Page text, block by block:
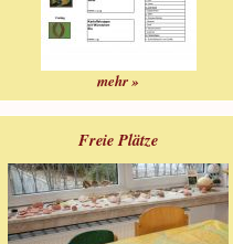
mehr »
Freie Plätze